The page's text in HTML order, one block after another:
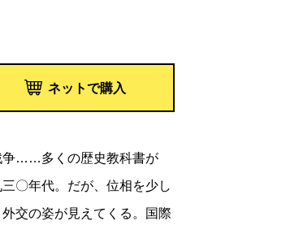
ネットで購入
争……多くの歴史教科書が
〇年代。だが、位相を少し
交の姿が見えてくる。国際